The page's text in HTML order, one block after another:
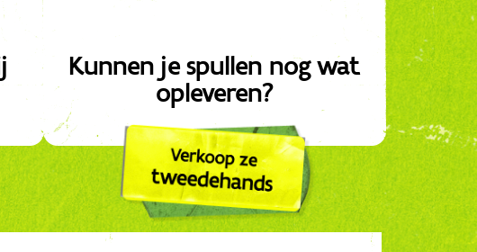
Kunnen je spullen nog wat
opleveren?